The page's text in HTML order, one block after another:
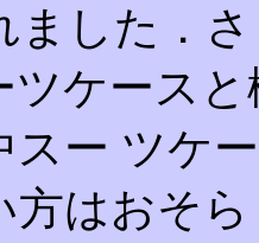
ました．
ツケースと
スー ツケ
方はおそ